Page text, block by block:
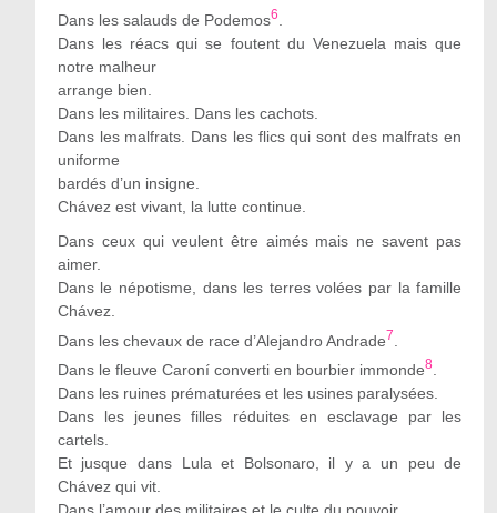
Dans les salauds de Podemos6
Dans les réacs qui se foutent du Venezuela mais que
notre malheur
arrange bien.
Dans les militaires. Dans les cachots.
Dans les malfrats. Dans les flics qui sont des malfrats en
uniforme
bardés d’un insigne.
Chávez est vivant, la lutte continue.
Dans ceux qui veulent être aimés mais ne savent pas
aimer.
Dans le népotisme, dans les terres volées par la famille
Chávez.
Dans les chevaux de race d’Alejandro Andrade7
Dans le fleuve Caroní converti en bourbier immonde8.
Dans les ruines prématurées et les usines paralysées.
Dans les jeunes filles réduites en esclavage par les
cartels.
Et jusque dans Lula et Bolsonaro, il y a un peu de
Chávez qui vit.